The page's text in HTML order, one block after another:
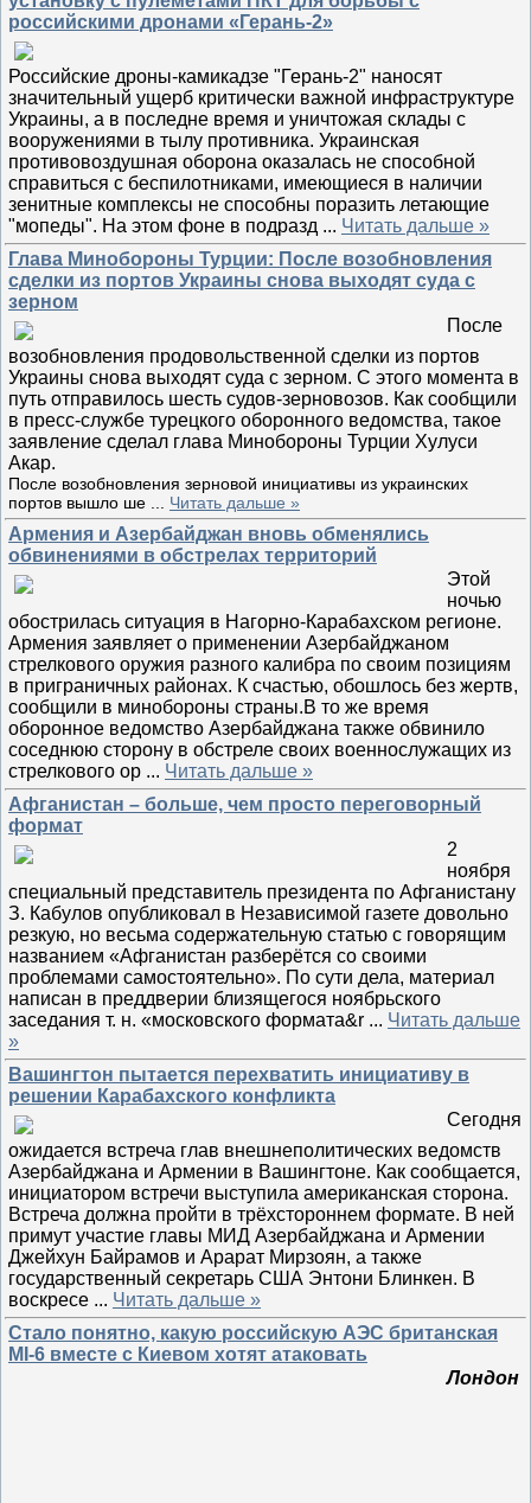
российскими дронами «Герань-2»
Российские дроны-камикадзе "Герань-2" наносят
значительный ущерб критически важной инфраструктуре
Украины, а в последне время и уничтожая склады с
вооружениями в тылу противника. Украинская
противовоздушная оборона оказалась не способной
справиться с беспилотниками, имеющиеся в наличии
зенитные комплексы не способны поразить летающие
"мопеды". На этом фоне в подразд ... Читать дальше »
Глава Минобороны Турции: После возобновления
сделки из портов Украины снова выходят суда с
зерном
После
возобновления продовольственной сделки из портов
Украины снова выходят суда с зерном. С этого момента в
путь отправилось шесть судов-зерновозов. Как сообщили
в пресс-службе турецкого оборонного ведомства, такое
заявление сделал глава Минобороны Турции Хулуси
Акар.
После возобновления зерновой инициативы из украинских
портов вышло ше
Читать дальше »
Армения и Азербайджан вновь обменялись
обвинениями в обстрелах территорий
Этой
ночью
обострилась ситуация в Нагорно-Карабахском регионе.
Армения заявляет о применении Азербайджаном
стрелкового оружия разного калибра по своим позициям
в приграничных районах. К счастью, обошлось без жертв,
сообщили в минобороны страны.В то же время
оборонное ведомство Азербайджана также обвинило
соседнюю сторону в обстреле своих военнослужащих из
стрелкового ор ... Читать дальше »
Афганистан – больше, чем просто переговорный
формат
2
ноября
специальный представитель президента по Афганистану
З. Кабулов опубликовал в Независимой газете довольно
резкую, но весьма содержательную статью с говорящим
названием «Афганистан разберётся со своими
проблемами самостоятельно». По сути дела, материал
написан в преддверии близящегося ноябрьского
заседания т. н. «московского формата&r ... Читать дальше
»
Вашингтон пытается перехватить инициативу в
решении Карабахского конфликта
Сегодня
ожидается встреча глав внешнеполитических ведомств
Азербайджана и Армении в Вашингтоне. Как сообщается,
инициатором встречи выступила американская сторона.
Встреча должна пройти в трёхстороннем формате. В ней
примут участие главы МИД Азербайджана и Армении
Джейхун Байрамов и Арарат Мирзоян, а также
государственный секретарь США Энтони Блинкен. В
воскресе ... Читать дальше »
Стало понятно, какую российскую АЭС британская
MI-6 вместе с Киевом хотят атаковать
Лондон